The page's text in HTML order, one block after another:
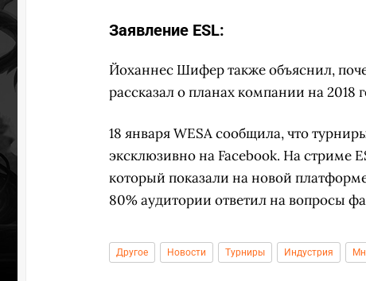
Заявление ESL:
Йоханнес Шифер также объяснил,
рассказал о планах компании на 2018
18 января WESA сообщила, что
эксклюзивно на Facebook. На стриме
который показали на новой
80% аудитории ответил на вопросы
Другое Новости Турниры Индустрия